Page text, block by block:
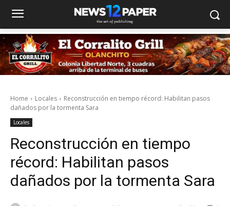
Home Locales
Reconstrucción en tiempo récord: Habilitan pasos
dañados por la tormenta Sara
Locales
Reconstrucción en tiempo
récord: Habilitan pasos
dañados por la tormenta Sara